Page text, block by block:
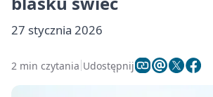
27 stycznia 2026
2 min czytania Udostępnij